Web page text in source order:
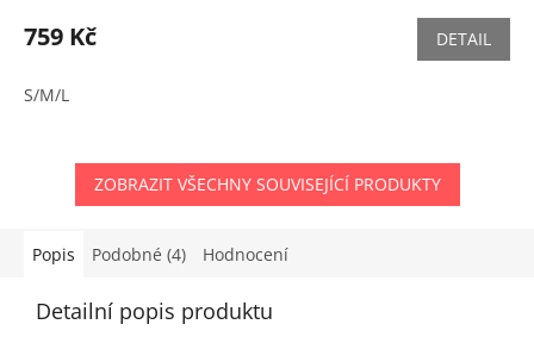
759 Kč DETAIL
S/M/L
ZOBRAZIT VŠECHNY SOUVISEJÍCÍ PRODUKTY
Popis Podobné (4) Hodnocení
Detailní popis produktu